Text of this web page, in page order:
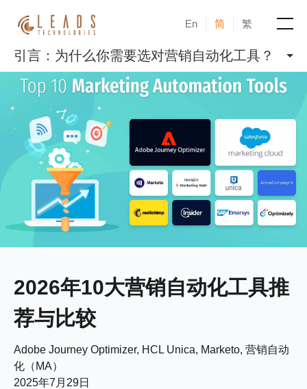
En 简 繁
产品
成功案例
新闻与活动
博客
2026年10大营销自动化工具推
荐与比较
Adobe Journey Optimizer, HCL Unica, Marketo, 营销自动
化（MA）
2025年7月29日
引言：为什么你需要选对营销自动化工具？